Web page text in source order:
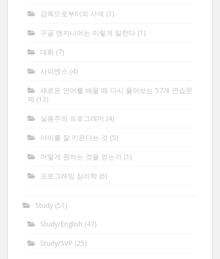
감옥으로부터의 사색 (1)
구글 엔지니어는 이렇게 일한다 (1)
대화 (7)
사피엔스 (4)
새로운 언어를 배울 때 다시 풀어보는 57개 연습문
제 (13)
실용주의 프로그래머 (4)
아이를 잘 키운다는 것 (5)
어떻게 원하는 것을 얻는가 (1)
프로그래밍 심리학 (6)
Study (51)
Study/English (47)
Study/SVP (25)